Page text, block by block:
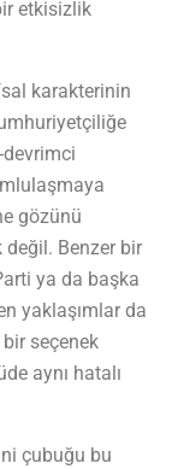
etkisizlik
karakterinin
devrimci
gözünü
Benzer bir
ya da başka
yaklaşımlar da
seçenek
aynı hatalı
çubuğu bu